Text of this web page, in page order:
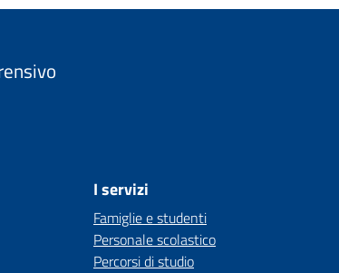
I servizi
Famiglie e studenti
Personale scolastico
Percorsi di studio